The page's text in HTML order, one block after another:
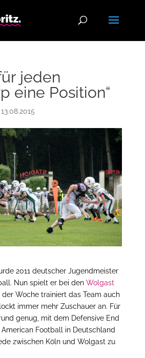
jeden
eine Position“
13.08.2015
2011 deutscher Jugendmeister
Nun spielt er bei den Wolgast
der Woche trainiert das Team auch
immer mehr Zuschauer an. Für
genug, mit dem Defensive End
Football in Deutschland
zwischen Köln und Wolgast zu